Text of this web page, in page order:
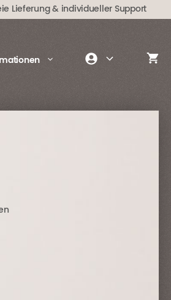
Lieferung& individueller Support
50,00 € 35,00 €.